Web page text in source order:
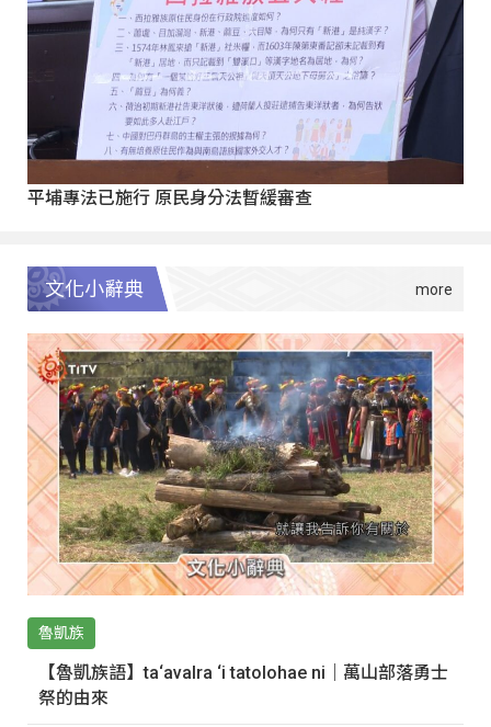
平埔專法已施行 原民身分法暫緩審查
文化小辭典
魯凱族
【魯凱族語】ta‘avalra ‘i tatolohae ni｜萬山部落勇士
祭的由來